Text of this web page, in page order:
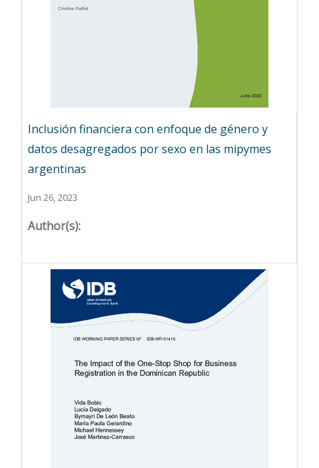
Inclusión financiera con enfoque de género y
datos desagregados por sexo en las mipymes
argentinas
Jun 26, 2023
Author(s):